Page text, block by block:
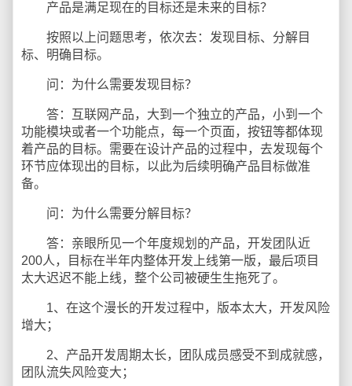
产品是满足现在的目标还是未来的目标？
按照以上问题思考，依次去：发现目标、分解目
标、明确目标。
问：为什么需要发现目标？
答：互联网产品，大到一个独立的产品，小到一个
功能模块或者一个功能点，每一个页面，按钮等都体现
着产品的目标。需要在设计产品的过程中，去发现每个
环节应体现出的目标，以此为后续明确产品目标做准
备。
问：为什么需要分解目标？
答：亲眼所见一个年度规划的产品，开发团队近
200人，目标在半年内整体开发上线第一版，最后项目
太大迟迟不能上线，整个公司被硬生生拖死了。
1、在这个漫长的开发过程中，版本太大，开发风险
增大；
2、产品开发周期太长，团队成员感受不到成就感，
团队流失风险变大；